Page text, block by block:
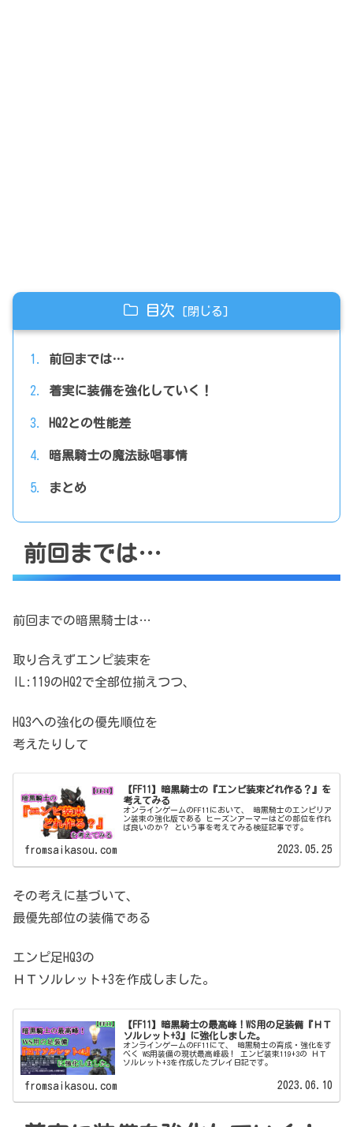
目次
前回までは…
着実に装備を強化していく！
HQ2との性能差
暗黒騎士の魔法詠唱事情
まとめ
前回までは…
前回までの暗黒騎士は…
取り合えずエンピ装束を
IL:119のHQ2で全部位揃えつつ、
HQ3への強化の優先順位を
考えたりして
【FF11】暗黒騎士の『エンピ装束どれ作る？』を
考えてみる
オンラインゲームのFF11において、 暗黒騎士のエンピリア
ン装束の強化版である ヒーズンアーマーはどの部位を作れ
ば良いのか？ という事を考えてみる検証記事です。
fromsaikasou.com 2023.05.25
その考えに基づいて、
最優先部位の装備である
エンピ足HQ3の
ＨＴソルレット+3を作成しました。
【FF11】暗黒騎士の最高峰！WS用の足装備『ＨＴ
ソルレット+3』に強化しました。
オンラインゲームのFF11にて、 暗黒騎士の育成・強化をす
べく WS用装備の現状最高峰級！ エンピ装束119+3の ＨＴ
ソルレット+3を作成したプレイ日記です。
fromsaikasou.com 2023.06.10